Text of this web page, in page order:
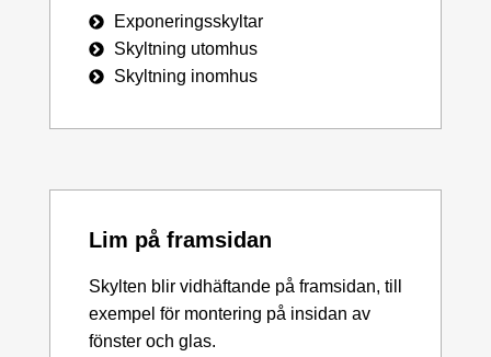
Exponeringsskyltar
Skyltning utomhus
Skyltning inomhus
Lim på framsidan
Skylten blir vidhäftande på framsidan, till
exempel för montering på insidan av
fönster och glas.